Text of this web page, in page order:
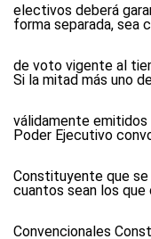
electivos deberá
forma separada, sea
de voto vigente al
Si la mitad más uno
válidamente emitidos
Poder Ejecutivo
Constituyente que
cuantos sean los que
Convencionales